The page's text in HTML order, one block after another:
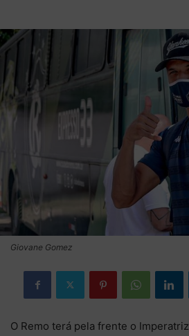
Giovane Gomez
O Remo terá pela frente o